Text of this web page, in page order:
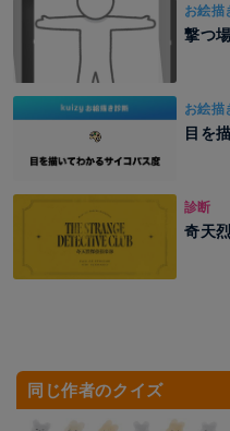
お絵描
撃つ
お絵描
目を
診断
奇天
同じ作者のクイズ